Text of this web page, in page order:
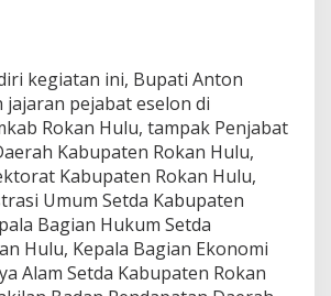
kegiatan ini, Bupati Anton
pejabat eselon di
Rokan Hulu, tampak Penjabat
Kabupaten Rokan Hulu,
Kabupaten Rokan Hulu,
Umum Setda Kabupaten
Bagian Hukum Setda
Hulu, Kepala Bagian Ekonomi
Alam Setda Kabupaten Rokan